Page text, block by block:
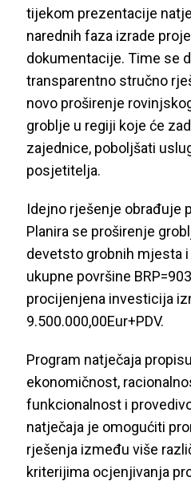
tijekom prezentacije
narednih faza izrade
dokumentacije. Time se
transparentno stručno
novo proširenje
groblje u regiji koje će
zajednice, poboljšati
posjetitelja.
Idejno rješenje obrađuje
Planira se proširenje
devetsto grobnih mjesta
ukupne površine
procijenjena investicija
9.500.000,00Eur+PDV.
Program natječaja
ekonomičnost,
funkcionalnost i
natječaja je omogućiti
rješenja između više
kriterijima ocjenjivanja